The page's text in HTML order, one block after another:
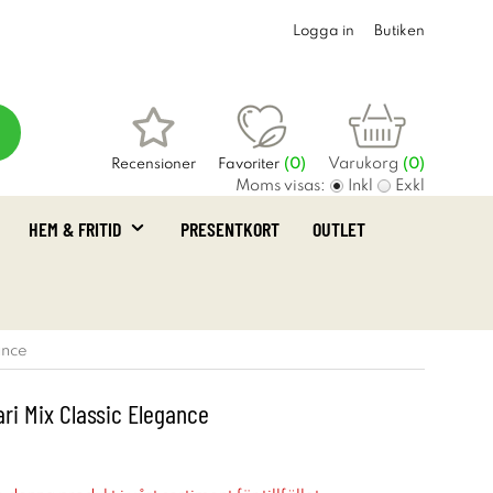
Logga in Butiken
Recensioner Favoriter (0) Varukorg (0)
Moms visas: Inkl Exkl
HEM & FRITID PRESENTKORT OUTLET
Mix Classic Elegance